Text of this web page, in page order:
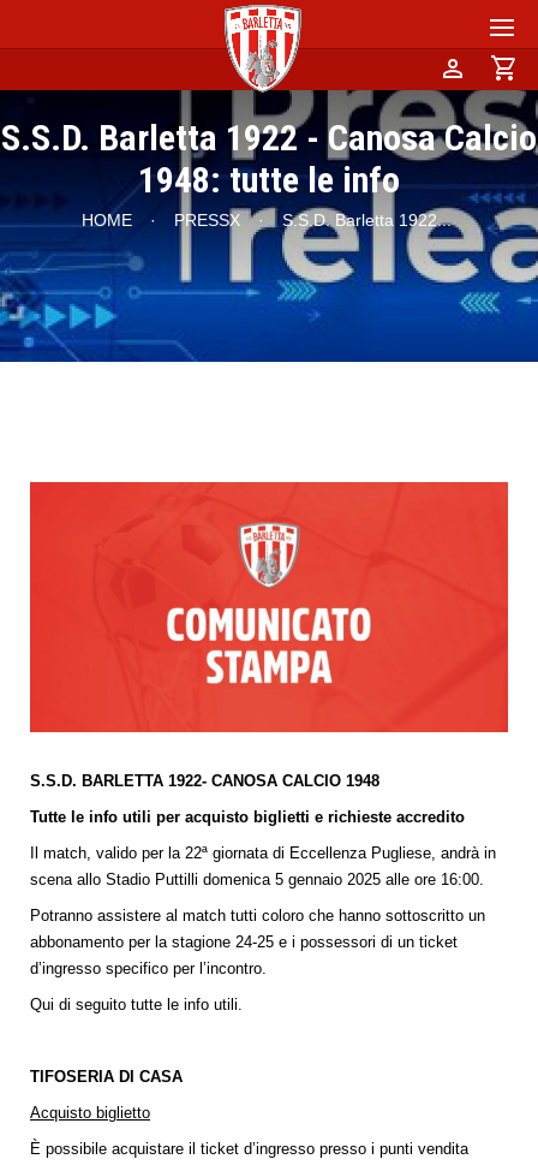
person shopping_cart
S.S.D. Barletta 1922 - Canosa Calcio
1948: tutte le info
HOME · PRESSX · S.S.D. Barletta 1922...
S.S.D. BARLETTA 1922- CANOSA CALCIO 1948
Tutte le info utili per acquisto biglietti e richieste accredito
Il match, valido per la 22ª giornata di Eccellenza Pugliese, andrà in
scena allo Stadio Puttilli domenica 5 gennaio 2025 alle ore 16:00.
Potranno assistere al match tutti coloro che hanno sottoscritto un
abbonamento per la stagione 24-25 e i possessori di un ticket
d’ingresso specifico per l’incontro.
Qui di seguito tutte le info utili.
TIFOSERIA DI CASA
Acquisto biglietto
È possibile acquistare il ticket d’ingresso presso i punti vendita